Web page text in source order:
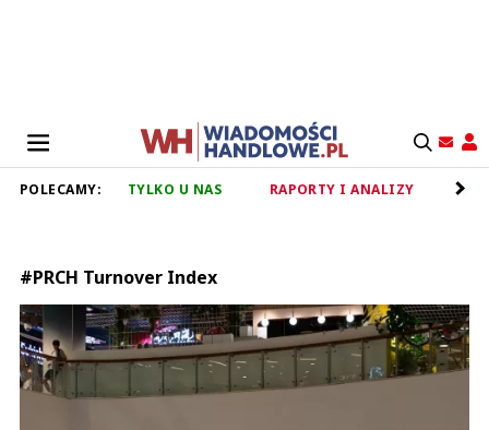
POLECAMY: TYLKO U NAS RAPORTY I ANALIZY
#PRCH Turnover Index